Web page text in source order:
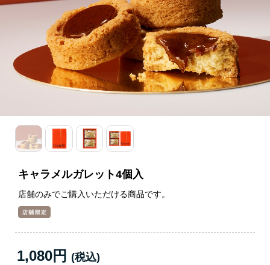
キャラメルガレット4個入
店舗のみでご購入いただける商品です。
1,080円